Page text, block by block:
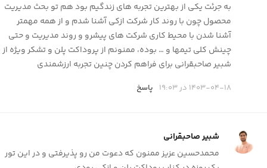
به جرئت یکی از بهترین تجربه های زندگیم بود هم تو بحث مدیریت
محصول چون با روند کار شرکت ازکی آشنا شدم و از همه مهمتر
آشنا شدن با محیط کاری شرکت های پیشرو و روند مدیریت و حتی
چینش کلی تیمها و … بوده، ممنونم از پروداکت پلن و تشکر ویژه از
شبیر صاحبقرانی برای فراهم کردن چنین تجربه ارزشمندی
1403-04-18 در 19:03 پاسخ
شبیر صاحبقرانی
محمدحسین عزیز ممنون که دعوت من رو پذیرفتی و در این تور